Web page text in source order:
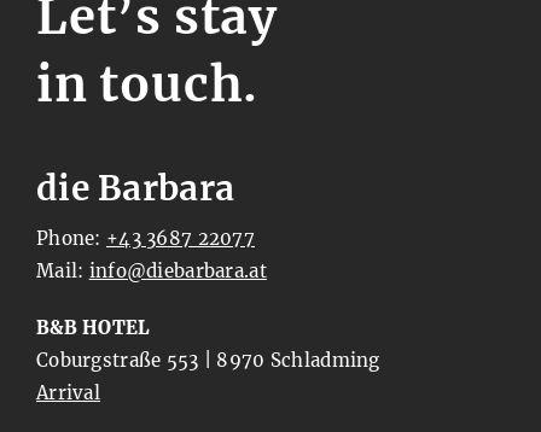
Let’s stay
in touch.
die Barbara
Phone: +43 3687 22077
Mail: ta.arabrabeid@ofni
B&B HOTEL
Coburgstraße 553 | 8970 Schladming
Arrival